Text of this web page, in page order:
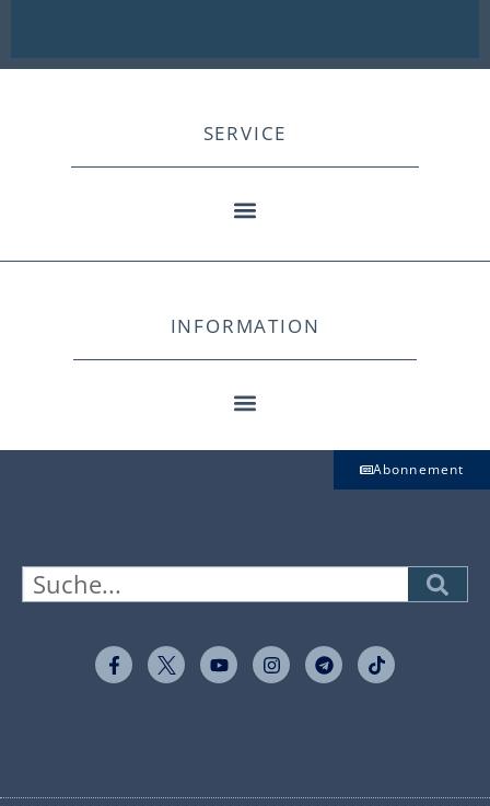
SERVICE
INFORMATION
Abonnement